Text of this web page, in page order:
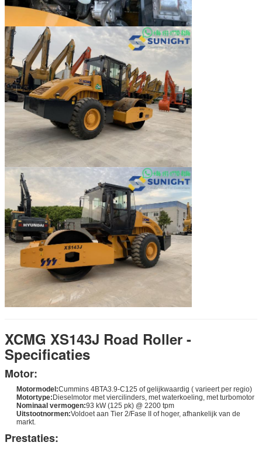
XCMG XS143J Road Roller -
Specificaties
Motor:
Motormodel:Cummins 4BTA3.9-C125 of gelijkwaardig ( varieert per regio)
Motortype: Dieselmotor met viercilinders, met waterkoeling, met turbomotor
Nominaal vermogen:93 kW (125 pk) @ 2200 tpm
Uitstootnormen:Voldoet aan Tier 2/Fase II of hoger, afhankelijk van de
markt.
Prestaties: